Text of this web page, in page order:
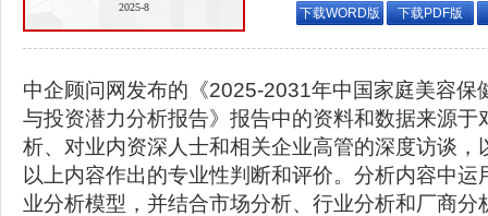
2025-8 下载WORD版 下载PDF版
中企顾问网发布的《2025-2031年中国家庭美容保
与投资潜力分析报告》报告中的资料和数据来源于
析、对业内资深人士和相关企业高管的深度访谈，
以上内容作出的专业性判断和评价。分析内容中运
业分析模型，并结合市场分析、行业分析和厂商分